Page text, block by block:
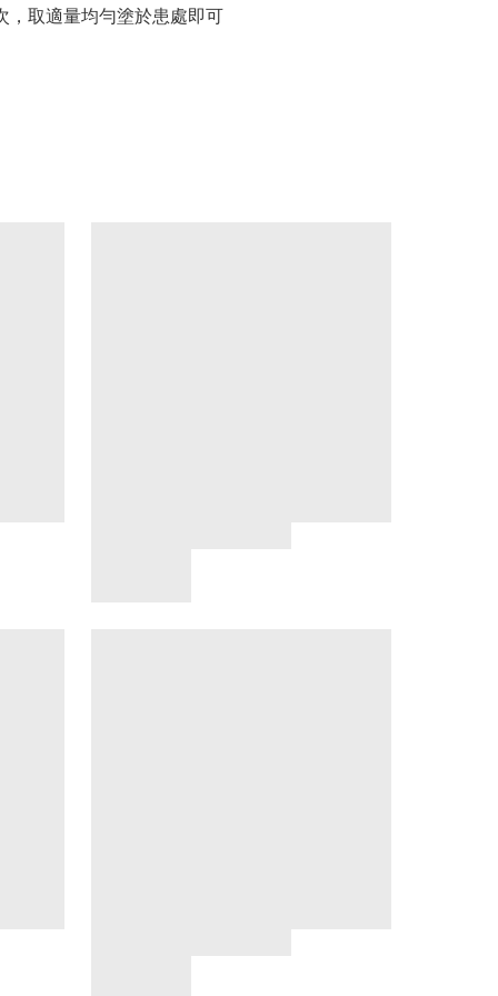
，取適量均勻塗於患處即可